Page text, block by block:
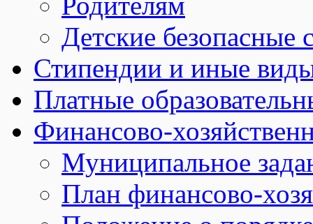
Детские безопасные
Стипендии и иные
Платные
Финансово-
Муниципальное
План финансово-